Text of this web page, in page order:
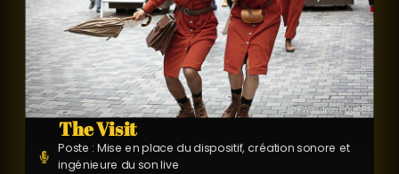
The Visit
Poste : Mise en place du dispositif, création sonore et
ingénieure du son live